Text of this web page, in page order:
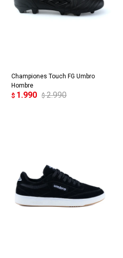
Championes Touch FG Umbro
Hombre
$ 1.990 $ 2.990